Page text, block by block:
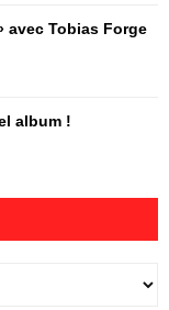
avec Tobias Forge
album !